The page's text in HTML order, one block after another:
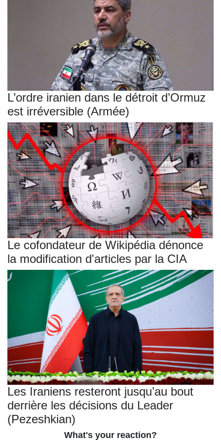
L’ordre iranien dans le détroit d’Ormuz
est irréversible (Armée)
Le cofondateur de Wikipédia dénonce
la modification d'articles par la CIA
Les Iraniens resteront jusqu’au bout
derrière les décisions du Leader
(Pezeshkian)